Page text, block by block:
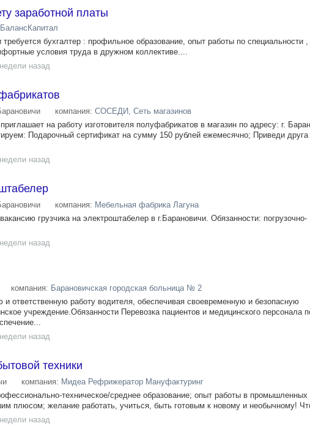
заработной платы
БалансКапитал
требуется бухгалтер : профильное образование, опыт работы по специальности ,
условия труда в дружном коллективе....
назад
компания: СОСЕДИ, Сеть магазинов
на работу изготовителя полуфабрикатов в магазин по адресу: г.
Подарочный сертификат на сумму 150 рублей ежемесячно; Приведи друга
назад
компания: Мебельная фабрика Лагуна
грузчика на электроштабелер в г.Барановичи. Обязанности: погрузочно-
назад
компания: Барановичская городская больница № 2
и ответственную работу водителя, обеспечивая своевременную и безопасную
учреждение.Обязанности Перевозка пациентов и медицинского персонала
назад
техники
компания: Мидеа Рефрижератор Мануфактуринг
техническое/среднее образование; опыт работы в промышленных
плюсом; желание работать, учиться, быть готовым к новому и необычному!
назад